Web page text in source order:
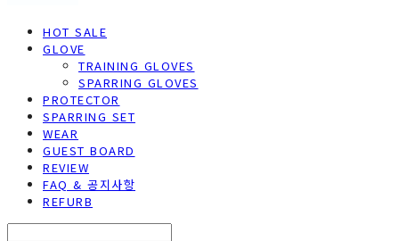
HOT SALE
GLOVE
TRAINING GLOVES
SPARRING GLOVES
PROTECTOR
SPARRING SET
WEAR
GUEST BOARD
REVIEW
FAQ & 공지사항
REFURB